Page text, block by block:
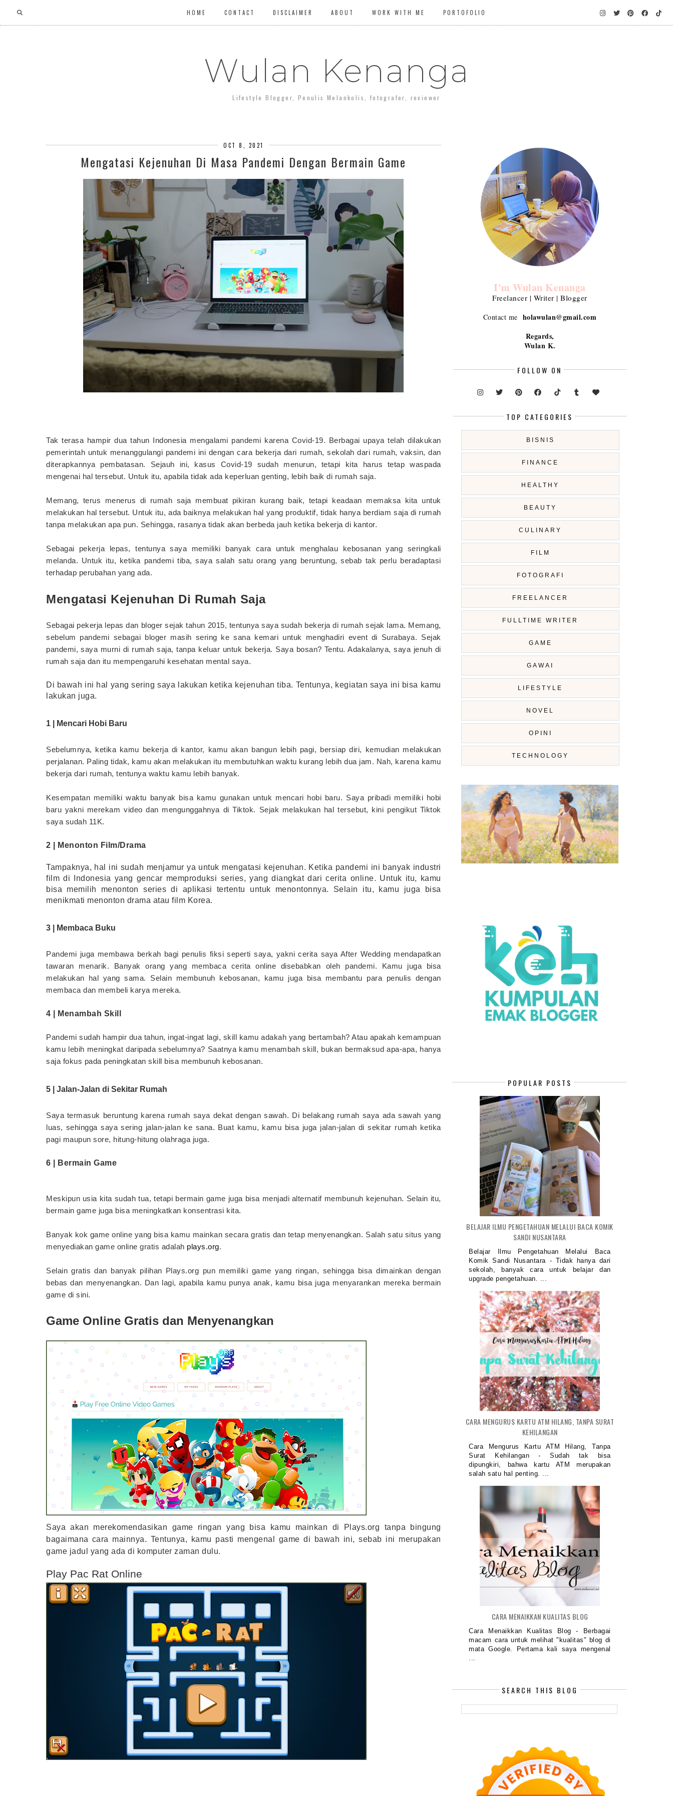
HOME CONTACT DISCLAIMER ABOUT WORK WITH ME PORTOFOLIO
Wulan Kenanga
Lifestyle Blogger, Penulis Melankolis, fotografer, reviewer
OCT 8, 2021
Mengatasi Kejenuhan Di Masa Pandemi Dengan Bermain Game
Tak terasa hampir dua tahun Indonesia mengalami pandemi karena Covid-19. Berbagai upaya telah dilakukan
pemerintah untuk menanggulangi pandemi ini dengan cara bekerja dari rumah, sekolah dari rumah, vaksin, dan
diterapkannya pembatasan. Sejauh ini, kasus Covid-19 sudah menurun, tetapi kita harus tetap waspada
mengenai hal tersebut. Untuk itu, apabila tidak ada keperluan genting, lebih baik di rumah saja.
Memang, terus menerus di rumah saja membuat pikiran kurang baik, tetapi keadaan memaksa kita untuk
melakukan hal tersebut. Untuk itu, ada baiknya melakukan hal yang produktif, tidak hanya berdiam saja di rumah
tanpa melakukan apa pun. Sehingga, rasanya tidak akan berbeda jauh ketika bekerja di kantor.
Sebagai pekerja lepas, tentunya saya memiliki banyak cara untuk menghalau kebosanan yang seringkali
melanda. Untuk itu, ketika pandemi tiba, saya salah satu orang yang beruntung, sebab tak perlu beradaptasi
terhadap perubahan yang ada.
Mengatasi Kejenuhan Di Rumah Saja
Sebagai pekerja lepas dan bloger sejak tahun 2015, tentunya saya sudah bekerja di rumah sejak lama. Memang,
sebelum pandemi sebagai bloger masih sering ke sana kemari untuk menghadiri event di Surabaya. Sejak
pandemi, saya murni di rumah saja, tanpa keluar untuk bekerja. Saya bosan? Tentu. Adakalanya, saya jenuh di
rumah saja dan itu mempengaruhi kesehatan mental saya.
Di bawah ini hal yang sering saya lakukan ketika kejenuhan tiba. Tentunya, kegiatan saya ini bisa kamu
lakukan juga.
1 | Mencari Hobi Baru
Sebelumnya, ketika kamu bekerja di kantor, kamu akan bangun lebih pagi, bersiap diri, kemudian melakukan
perjalanan. Paling tidak, kamu akan melakukan itu membutuhkan waktu kurang lebih dua jam. Nah, karena kamu
bekerja dari rumah, tentunya waktu kamu lebih banyak.
Kesempatan memiliki waktu banyak bisa kamu gunakan untuk mencari hobi baru. Saya pribadi memiliki hobi
baru yakni merekam video dan mengunggahnya di Tiktok. Sejak melakukan hal tersebut, kini pengikut Tiktok
saya sudah 11K.
2 | Menonton Film/Drama
Tampaknya, hal ini sudah menjamur ya untuk mengatasi kejenuhan. Ketika pandemi ini banyak industri
film di Indonesia yang gencar memproduksi series, yang diangkat dari cerita online. Untuk itu, kamu
bisa memilih menonton series di aplikasi tertentu untuk menontonnya. Selain itu, kamu juga bisa
menikmati menonton drama atau film Korea.
3 | Membaca Buku
Pandemi juga membawa berkah bagi penulis fiksi seperti saya, yakni cerita saya After Wedding mendapatkan
tawaran menarik. Banyak orang yang membaca cerita online disebabkan oleh pandemi. Kamu juga bisa
melakukan hal yang sama. Selain membunuh kebosanan, kamu juga bisa membantu para penulis dengan
membaca dan membeli karya mereka.
4 | Menambah Skill
Pandemi sudah hampir dua tahun, ingat-ingat lagi, skill kamu adakah yang bertambah? Atau apakah kemampuan
kamu lebih meningkat daripada sebelumnya? Saatnya kamu menambah skill, bukan bermaksud apa-apa, hanya
saja fokus pada peningkatan skill bisa membunuh kebosanan.
5 | Jalan-Jalan di Sekitar Rumah
Saya termasuk beruntung karena rumah saya dekat dengan sawah. Di belakang rumah saya ada sawah yang
luas, sehingga saya sering jalan-jalan ke sana. Buat kamu, kamu bisa juga jalan-jalan di sekitar rumah ketika
pagi maupun sore, hitung-hitung olahraga juga.
6 | Bermain Game
Meskipun usia kita sudah tua, tetapi bermain game juga bisa menjadi alternatif membunuh kejenuhan. Selain itu,
bermain game juga bisa meningkatkan konsentrasi kita.
Banyak kok game online yang bisa kamu mainkan secara gratis dan tetap menyenangkan. Salah satu situs yang
menyediakan game online gratis adalah plays.org.
Selain gratis dan banyak pilihan Plays.org pun memiliki game yang ringan, sehingga bisa dimainkan dengan
bebas dan menyenangkan. Dan lagi, apabila kamu punya anak, kamu bisa juga menyarankan mereka bermain
game di sini.
Game Online Gratis dan Menyenangkan
Saya akan merekomendasikan game ringan yang bisa kamu mainkan di Plays.org tanpa bingung
bagaimana cara mainnya. Tentunya, kamu pasti mengenal game di bawah ini, sebab ini merupakan
game jadul yang ada di komputer zaman dulu.
Play Pac Rat Online
I'm Wulan Kenanga
Freelancer | Writer | Blogger
Contact me holawulan@gmail.com
Regards,
Wulan K.
FOLLOW ON
TOP CATEGORIES
BISNIS
FINANCE
HEALTHY
BEAUTY
CULINARY
FILM
FOTOGRAFI
FREELANCER
FULLTIME WRITER
GAME
GAWAI
LIFESTYLE
NOVEL
OPINI
TECHNOLOGY
POPULAR POSTS
BELAJAR ILMU PENGETAHUAN MELALUI BACA KOMIK
SANDI NUSANTARA
Belajar Ilmu Pengetahuan Melalui Baca
Komik Sandi Nusantara - Tidak hanya dari
sekolah, banyak cara untuk belajar dan
upgrade pengetahuan. ...
CARA MENGURUS KARTU ATM HILANG, TANPA SURAT
KEHILANGAN
Cara Mengurus Kartu ATM Hilang, Tanpa
Surat Kehilangan - Sudah tak bisa
dipungkiri, bahwa kartu ATM merupakan
salah satu hal penting. ...
CARA MENAIKKAN KUALITAS BLOG
Cara Menaikkan Kualitas Blog - Berbagai
macam cara untuk melihat "kualitas" blog di
mata Google. Pertama kali saya mengenal
...
SEARCH THIS BLOG